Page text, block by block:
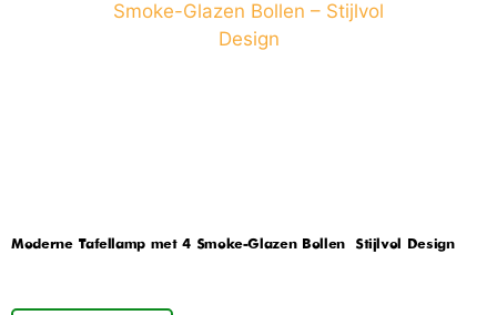
Moderne Tafellamp met 4 Smoke-Glazen Bollen – Stijlvol Design